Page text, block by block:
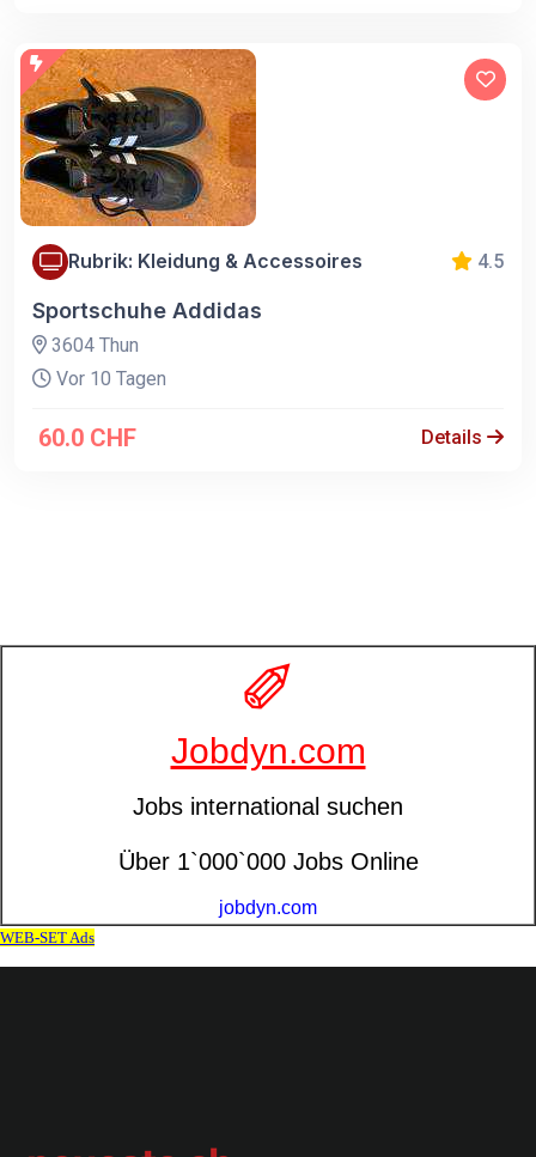
Rubrik: Kleidung & Accessoires 4.5
Sportschuhe Addidas
3604 Thun
Vor 10 Tagen
60.0 CHF Details